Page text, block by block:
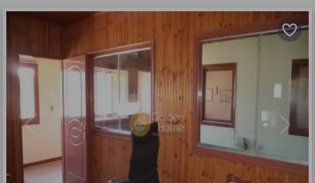
Previous Next